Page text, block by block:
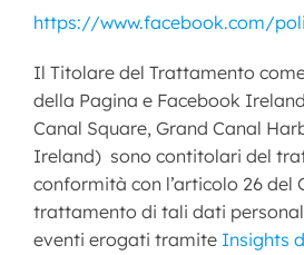
https://www.facebook.com/
Il Titolare del Trattamento
della Pagina e Facebook
Canal Square, Grand Canal
Ireland) sono contitolari del
conformità con l’articolo 26 del
trattamento di tali dati
eventi erogati tramiteInsights